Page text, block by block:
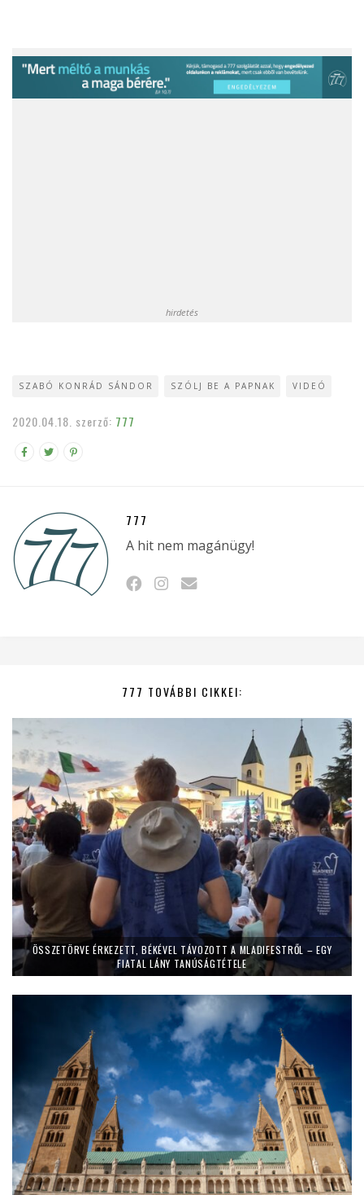
hirdetés
SZABÓ KONRÁD SÁNDOR SZÓLJ BE A PAPNAK VIDEÓ
2020.04.18. szerző: 777
777
A hit nem magánügy!
777 TOVÁBBI CIKKEI:
ÖSSZETÖRVE ÉRKEZETT, BÉKÉVEL TÁVOZOTT A MLADIFESTRŐL – EGY
FIATAL LÁNY TANÚSÁGTÉTELE